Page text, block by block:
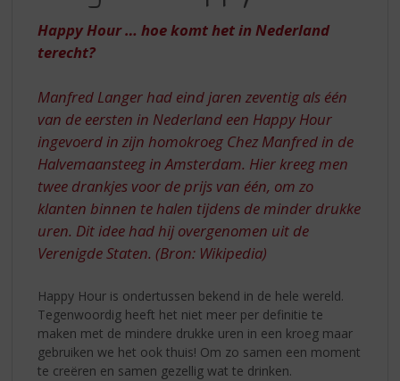
ERGENS
HAPPY
HOUR
Happy Hour … hoe komt het in Nederland
terecht?
Manfred Langer had eind jaren zeventig als één
van de eersten in Nederland een Happy Hour
ingevoerd in zijn homokroeg Chez Manfred in de
Halvemaansteeg in Amsterdam. Hier kreeg men
twee drankjes voor de prijs van één, om zo
klanten binnen te halen tijdens de minder drukke
uren. Dit idee had hij overgenomen uit de
Verenigde Staten. (Bron: Wikipedia)
Happy Hour is ondertussen bekend in de hele wereld.
Tegenwoordig heeft het niet meer per definitie te
maken met de mindere drukke uren in een kroeg maar
gebruiken we het ook thuis! Om zo samen een moment
te creëren en samen gezellig wat te drinken.